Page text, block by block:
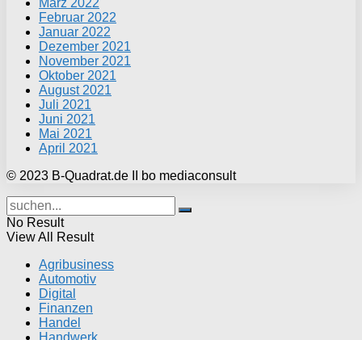
Februar 2022
Januar 2022
Dezember 2021
November 2021
Oktober 2021
August 2021
Juli 2021
Juni 2021
Mai 2021
April 2021
© 2023 B-Quadrat.de II bo mediaconsult
No Result
View All Result
Agribusiness
Automotiv
Digital
Finanzen
Handel
Handwerk